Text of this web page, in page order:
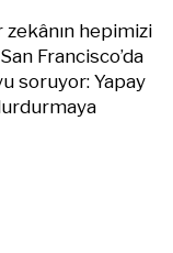
hepimizi
Francisco’da
soruyor: Yapay